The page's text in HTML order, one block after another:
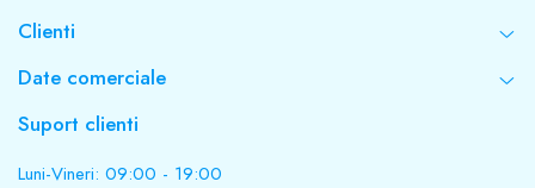
Clienti
Date comerciale
Suport clienti
Luni-Vineri: 09:00 - 19:00